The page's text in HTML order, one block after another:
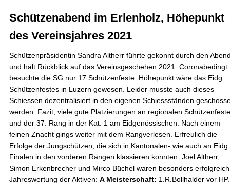
Schützenabend im Erlenholz, Höhepunkt
des Vereinsjahres 2021
Schützenpräsidentin Sandra Altherr führte gekonnt durch den
und hält Rückblick auf das Vereinsgeschehen 2021. Coronabedingt
besuchte die SG nur 17 Schützenfeste. Höhepunkt wäre das Eidg.
Schützenfestes in Luzern gewesen. Leider musste auch dieses
Schiessen dezentralisiert in den eigenen Schiessständen
werden. Fazit, viele gute Platzierungen an regionalen
und der 37. Rang in der Kat. 1 am Eidgenössischen. Nach einem
feinen Znacht gings weiter mit dem Rangverlesen. Erfreulich die
Erfolge der Jungschützen, die sich in Kantonalen- wie auch an Eidg.
Finalen in den vorderen Rängen klassieren konnten. Joel Altherr,
Simon Erkenbrecher und Mirco Büchel waren besonders
Jahreswertung der Aktiven: A Meisterschaft: 1.R.Bollhalder vor HP.